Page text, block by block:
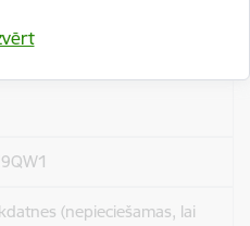
vietni.
(nepieciešamas, lai